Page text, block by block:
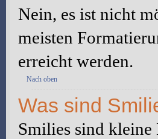
Nein, es ist nicht
meisten
erreicht werden.
Nach oben
Was sind
Smilies sind